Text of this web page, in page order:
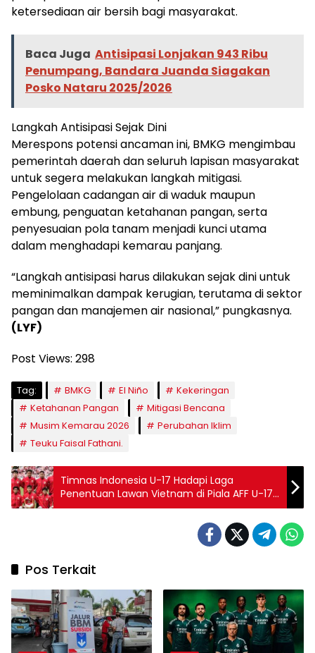
ketersediaan air bersih bagi masyarakat.
Baca Juga Antisipasi Lonjakan 943 Ribu
Penumpang, Bandara Juanda Siagakan
Posko Nataru 2025/2026
Langkah Antisipasi Sejak Dini
Merespons potensi ancaman ini, BMKG mengimbau
pemerintah daerah dan seluruh lapisan masyarakat
untuk segera melakukan langkah mitigasi.
Pengelolaan cadangan air di waduk maupun
embung, penguatan ketahanan pangan, serta
penyesuaian pola tanam menjadi kunci utama
dalam menghadapi kemarau panjang.
“Langkah antisipasi harus dilakukan sejak dini untuk
meminimalkan dampak kerugian, terutama di sektor
pangan dan manajemen air nasional,” pungkasnya.
(LYF)
Post Views: 298
Tag: BMKG El Niño
Kekeringan
Ketahanan Pangan
Mitigasi Bencana
Musim Kemarau 2026
Perubahan Iklim
Teuku Faisal Fathani.
Timnas Indonesia U-17 Hadapi Laga
Penentuan Lawan Vietnam di Piala AFF U-17
2026
Pos Terkait